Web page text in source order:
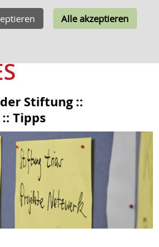
Stiftung ::
Tipps
Alle akzeptieren